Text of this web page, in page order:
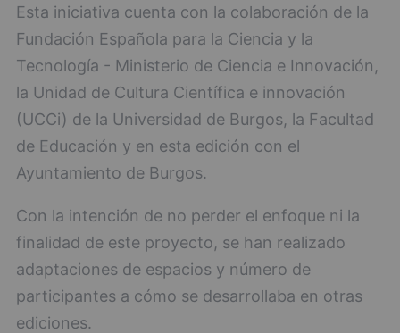
Esta iniciativa cuenta con la colaboración de la
Fundación Española para la Ciencia y la
Tecnología - Ministerio de Ciencia e Innovación,
la Unidad de Cultura Científica e innovación
(UCCi) de la Universidad de Burgos, la Facultad
de Educación y en esta edición con el
Ayuntamiento de Burgos.
Con la intención de no perder el enfoque ni la
finalidad de este proyecto, se han realizado
adaptaciones de espacios y número de
participantes a cómo se desarrollaba en otras
ediciones.